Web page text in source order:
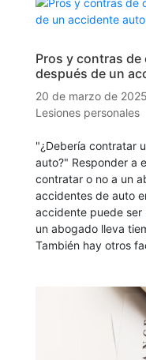
Pros y contras
después de un
20 de marzo de 2025
Lesiones personales
"¿Debería contratar
auto?" Responder a
contratar o no a un
accidentes de auto
accidente puede ser
un abogado lleva
También hay otros